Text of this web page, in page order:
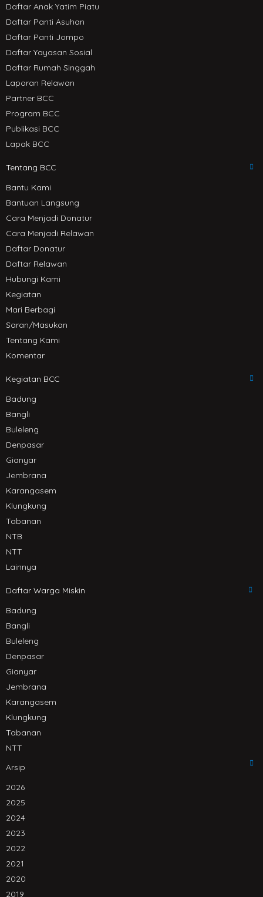
Daftar Anak Yatim Piatu
Daftar Panti Asuhan
Daftar Panti Jompo
Daftar Yayasan Sosial
Daftar Rumah Singgah
Laporan Relawan
Partner BCC
Program BCC
Publikasi BCC
Lapak BCC
Tentang BCC
Bantu Kami
Bantuan Langsung
Cara Menjadi Donatur
Cara Menjadi Relawan
Daftar Donatur
Daftar Relawan
Hubungi Kami
Kegiatan
Mari Berbagi
Saran/Masukan
Tentang Kami
Komentar
Kegiatan BCC
Badung
Bangli
Buleleng
Denpasar
Gianyar
Jembrana
Karangasem
Klungkung
Tabanan
NTB
NTT
Lainnya
Daftar Warga Miskin
Badung
Bangli
Buleleng
Denpasar
Gianyar
Jembrana
Karangasem
Klungkung
Tabanan
NTT
Arsip
2026
2025
2024
2023
2022
2021
2020
2019